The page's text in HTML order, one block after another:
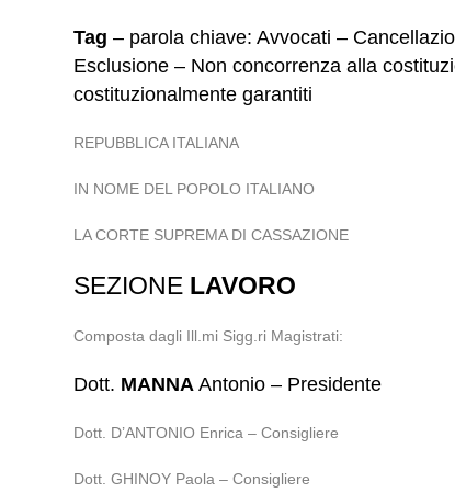
Tag – parola chiave: Avvocati –
Esclusione – Non concorrenza alla
costituzionalmente garantiti
REPUBBLICA ITALIANA
IN NOME DEL POPOLO ITALIANO
LA CORTE SUPREMA DI CASSAZIONE
SEZIONE LAVORO
Composta dagli Ill.mi Sigg.ri Magistrati:
Dott. MANNA Antonio – Presidente
Dott. D’ANTONIO Enrica – Consigliere
Dott. GHINOY Paola – Consigliere